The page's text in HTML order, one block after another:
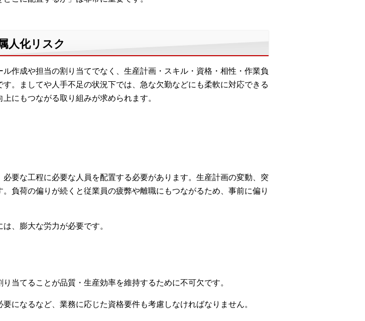
人化リスク
作成や担当の割り当てでなく、生産計画・スキル・資格・相性・作業負
。ましてや人手不足の状況下では、急な欠勤などにも柔軟に対応できる
にもつながる取り組みが求められます。
要な工程に必要な人員を配置する必要があります。生産計画の変動、突
負荷の偏りが続くと従業員の疲弊や離職にもつながるため、事前に偏り
、膨大な労力が必要です。
当てることが品質・生産効率を維持するために不可欠です。
になるなど、業務に応じた資格要件も考慮しなければなりません。